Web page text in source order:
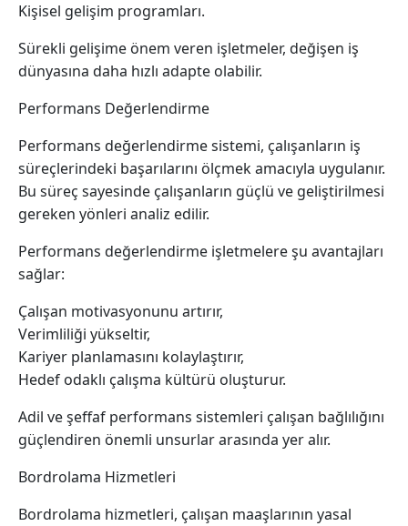
Kişisel gelişim programları.
Sürekli gelişime önem veren işletmeler, değişen iş
dünyasına daha hızlı adapte olabilir.
Performans Değerlendirme
Performans değerlendirme sistemi, çalışanların iş
süreçlerindeki başarılarını ölçmek amacıyla uygulanır.
Bu süreç sayesinde çalışanların güçlü ve geliştirilmesi
gereken yönleri analiz edilir.
Performans değerlendirme işletmelere şu avantajları
sağlar:
Çalışan motivasyonunu artırır,
Verimliliği yükseltir,
Kariyer planlamasını kolaylaştırır,
Hedef odaklı çalışma kültürü oluşturur.
Adil ve şeffaf performans sistemleri çalışan bağlılığını
güçlendiren önemli unsurlar arasında yer alır.
Bordrolama Hizmetleri
Bordrolama hizmetleri, çalışan maaşlarının yasal